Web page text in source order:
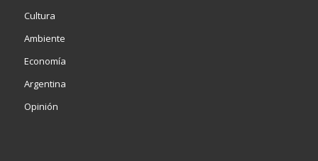
Cultura
Ambiente
Economía
Argentina
Opinión